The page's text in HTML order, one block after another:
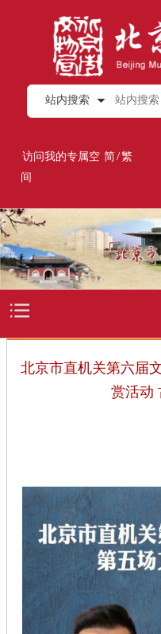
站内搜索
访问我的专属空
间
简/繁
北京市直机关第六届
赏活动